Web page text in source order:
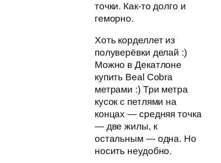
точки. Как-то долго и
геморно.
Хоть корделлет из
полуверёвки делай :)
Можно в Декатлоне
купить Beal Cobra
метрами :) Три метра
кусок с петлями на
концах — средняя точка
— две жилы, к
остальным — одна. Но
носить неудобно.